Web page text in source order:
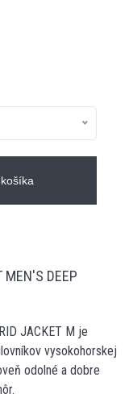
MEN'S DEEP
JACKET M je
vysokohorskej
odolné a dobre